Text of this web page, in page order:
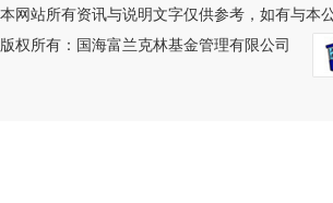
本网站所有资讯与说明文字仅供参考，如有与本
版权所有：国海富兰克林基金管理有限公司